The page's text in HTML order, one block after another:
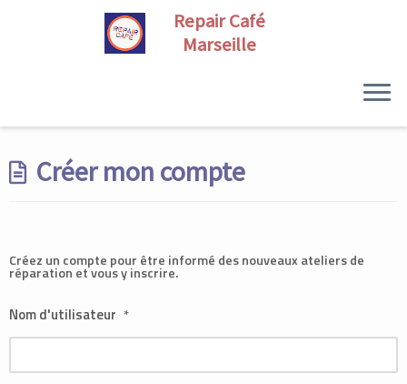
to
contentCréer mon compte
Créez un compte pour être informé des nouveaux ateliers de
réparation et vous y inscrire.
Nom d'utilisateur *